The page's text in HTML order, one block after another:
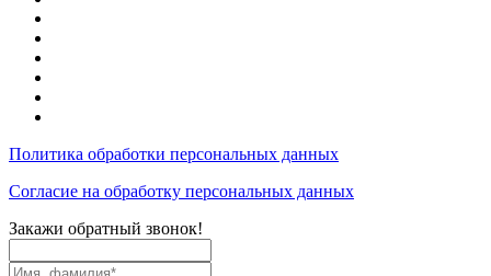
Политика обработки персональных данных
Согласие на обработку персональных данных
Закажи обратный звонок!